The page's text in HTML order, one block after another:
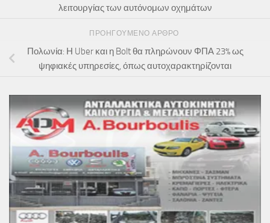
λειτουργίας των αυτόνομων οχημάτων
ΠΡΟΗΓΟΎΜΕΝΟ ΆΡΘΡΟ
Πολωνία: Η Uber και η Bolt θα πληρώνουν ΦΠΑ 23% ως
ψηφιακές υπηρεσίες, όπως αυτοχαρακτηρίζονται